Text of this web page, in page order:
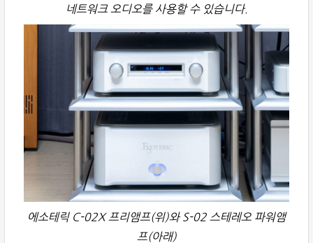
네트워크 오디오를 사용할 수 있습니다.
에소테릭 C-02X 프리앰프(위)와 S-02 스테레오 파워앰
프(아래)